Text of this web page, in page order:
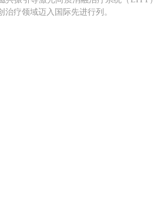
治疗领域迈入国际先进行列。